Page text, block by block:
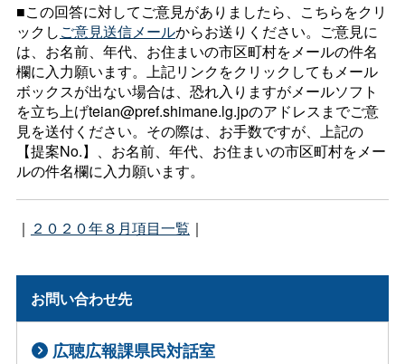
■この回答に対してご意見がありましたら、こちらをクリ
ックしご意見送信メールからお送りください。ご意見に
は、お名前、年代、お住まいの市区町村をメールの件名
欄に入力願います。上記リンクをクリックしてもメール
ボックスが出ない場合は、恐れ入りますがメールソフト
を立ち上げteian@pref.shimane.lg.jpのアドレスまでご意
見を送付ください。その際は、お手数ですが、上記の
【提案No.】、お名前、年代、お住まいの市区町村をメー
ルの件名欄に入力願います。
｜ ２０２０年８月項目一覧 ｜
お問い合わせ先
広聴広報課県民対話室